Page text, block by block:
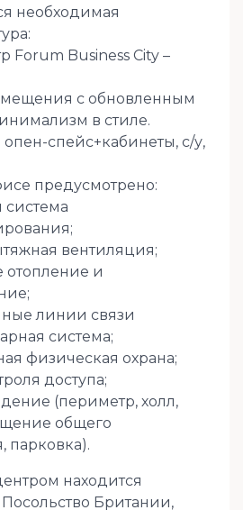
необходимая
Forum Business City –
с обновленным
в стиле.
спейс+кабинеты, с/у,
предусмотрено:
система
вентиляция;
отопление и
линии связи
система;
физическая охрана;
доступа;
(периметр, холл,
общего
парковка).
находится
Британии,